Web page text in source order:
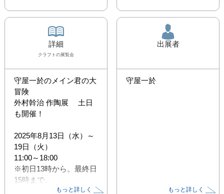
詳細
クラフト の展覧会
守屋一於のメイン君の大
冒険
外村幹治 作陶展 　土日
も開催！
2025年8月13日（水）～
19日（火）
11:00～18:00
※初日13時から。最終日
15時まで。
もっと詳しく
出展者
守屋一於
もっと詳しく